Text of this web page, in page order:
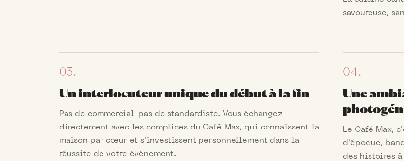
savoureuse,
03.
Un interlocuteur unique du début à la fin
Pas de commercial, pas de standardiste. Vous échangez
directement avec les complices du Café Max, qui connaissent la
maison par cœur et s'investissent personnellement dans la
réussite de votre événement.
04.
Une
Le Café Max,
d'époque,
des histoires